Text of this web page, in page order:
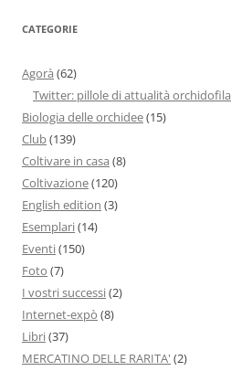
CATEGORIE
Agorà (62)
Twitter: pillole di attualità orchidofila
Biologia delle orchidee(15)
Club(139)
Coltivare in casa (8)
Coltivazione(120)
English edition (3)
Esemplari(14)
Eventi(150)
Foto (7)
I vostri successi(2)
Internet-expò (8)
Libri(37)
MERCATINO DELLE RARITA' (2)